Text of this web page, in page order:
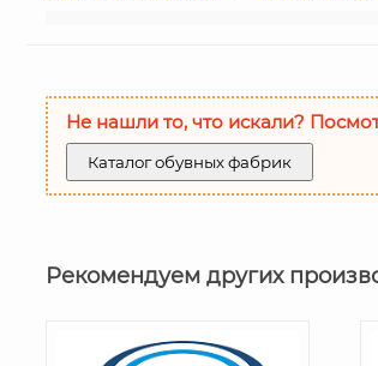
Не нашли то, что искали?
Каталог обувных фабрик
Рекомендуем других